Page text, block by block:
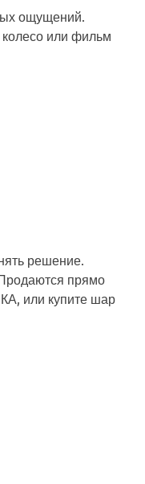
ощущений
или фильм
решение
прямо
или купите шар